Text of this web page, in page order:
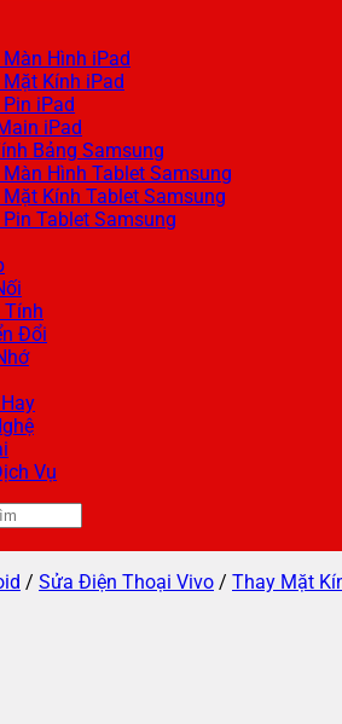
Hình iPad
Kính iPad
iPad
iPad
Bảng Samsung
Hình Tablet Samsung
Kính Tablet Samsung
Tablet Samsung
Tính
Đổi
Vụ
/ Sửa Điện Thoại Vivo / Thay Mặt